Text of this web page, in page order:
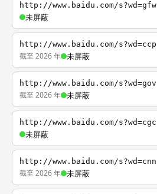
http://www.baidu.com/s?wd=gfw
未屏蔽
http://www.baidu.com/s?wd=ccp
截至 2026 年 未屏蔽
http://www.baidu.com/s?wd=gov
截至 2026 年 未屏蔽
http://www.baidu.com/s?wd=cgc
未屏蔽
http://www.baidu.com/s?wd=cnn
截至 2026 年 未屏蔽